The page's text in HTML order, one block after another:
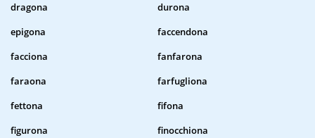
dragona
durona
epigona
faccendona
facciona
fanfarona
faraona
farfugliona
fettona
fifona
figurona
finocchiona